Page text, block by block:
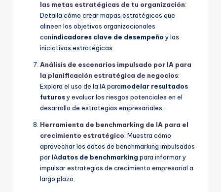
las metas estratégicas de tu organización:
Detalla cómo crear mapas estratégicos que
alineen los objetivos organizacionales
conindicadores clave de desempeño y las
iniciativas estratégicas.
Análisis de escenarios impulsado por IA para
la planificación estratégica de negocios:
Explora el uso de la IA paramodelar resultados
futurosy evaluar los riesgos potenciales en el
desarrollo de estrategias empresariales.
Herramienta de benchmarking de IA para el
crecimiento estratégico: Muestra cómo
aprovechar los datos de benchmarking impulsados
por IAdatos de benchmarking para informar y
impulsar estrategias de crecimiento empresarial a
largo plazo.